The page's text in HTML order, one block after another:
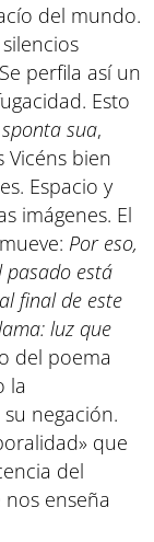
del mundo.
perfila así un
Esto
sponta sua,
Vicéns bien
Espacio y
imágenes. El
Por eso,
pasado está
final de este
luz que
del poema
la
negación.
que
del
nos enseña